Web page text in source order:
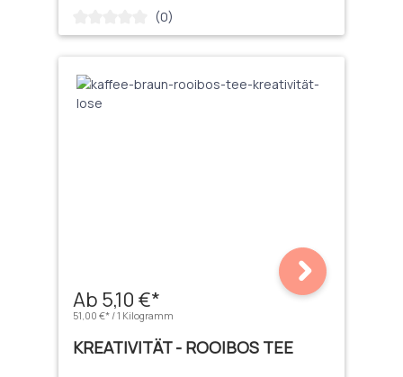
Durchschnittliche Bewertung von 0 von 5 Sternen
(0)
Ab 5,10 €*
51,00 €* / 1 Kilogramm
KREATIVITÄT - ROOIBOS TEE